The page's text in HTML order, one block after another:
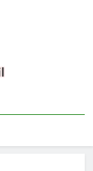
No
–
Escolas De
2026 – Blocos